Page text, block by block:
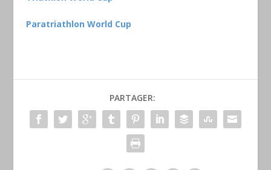
Paratriathlon World Cup
PARTAGER: